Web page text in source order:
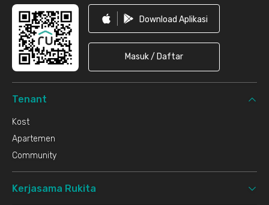
Download Aplikasi
Masuk / Daftar
Tenant
Kost
Apartemen
Community
Kerjasama Rukita